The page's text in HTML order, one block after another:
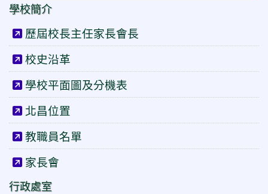
學校簡介
歷屆校長主任家長會長
校史沿革
學校平面圖及分機表
北昌位置
教職員名單
家長會
行政處室